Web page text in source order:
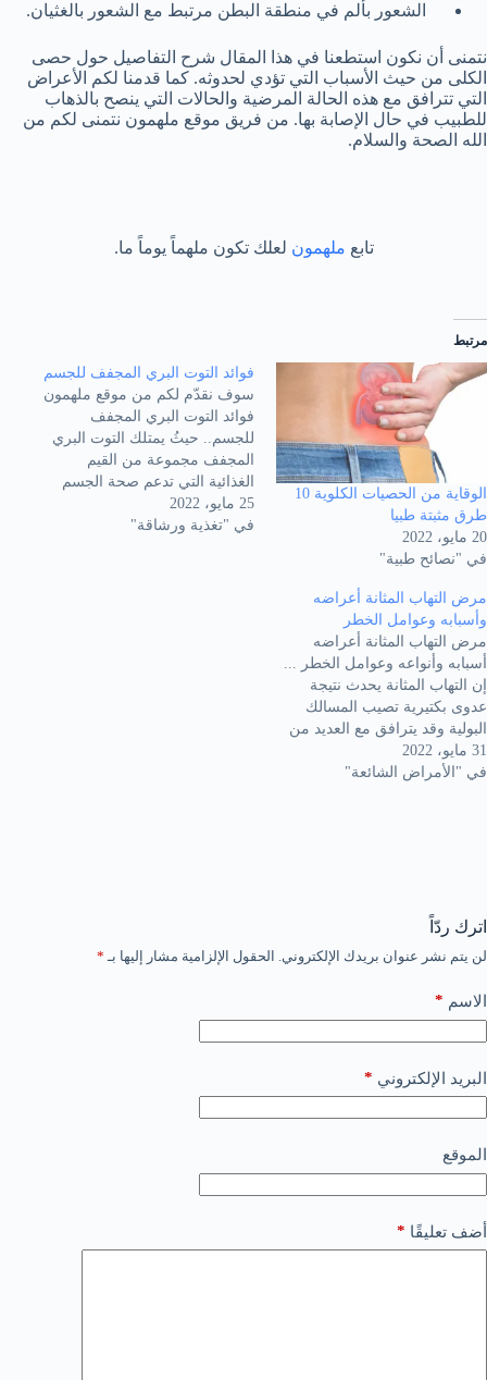
الشعور بألم في منطقة البطن مرتبط مع الشعور بالغثيان.
نتمنى أن نكون استطعنا في هذا المقال شرح التفاصيل حول حصى
الكلى من حيث الأسباب التي تؤدي لحدوثه. كما قدمنا لكم الأعراض
التي تترافق مع هذه الحالة المرضية والحالات التي ينصح بالذهاب
للطبيب في حال الإصابة بها. من فريق موقع ملهمون نتمنى لكم من
الله الصحة والسلام.
تابع ملهمون لعلك تكون ملهماً يوماً ما.
مرتبط
الوقاية من الحصيات الكلوية 10
طرق مثبتة طبيا
20 مايو، 2022
في "نصائح طبية"
فوائد التوت البري المجفف للجسم
سوف نقدّم لكم من موقع ملهمون
فوائد التوت البري المجفف
للجسم.. حيثُ يمتلك التوت البري
المجفف مجموعة من القيم
الغذائية التي تدعم صحة الجسم
وتحافظ عليه. وله عدد جيد من
مضادات الأكسدة التي تحارب
25 مايو، 2022
في "تغذية ورشاقة"
مرض التهاب المثانة أعراضه
وأسبابه وعوامل الخطر
مرض التهاب المثانة أعراضه
أسبابه وأنواعه وعوامل الخطر ...
إن التهاب المثانة يحدث نتيجة
عدوى بكتيرية تصيب المسالك
البولية وقد يترافق مع العديد من
الأعراض المؤلمة ومن الممكن أن
تتطور هذه المشكلة لمشكلة
31 مايو، 2022
في "الأمراض الشائعة"
اترك ردّاً
لن يتم نشر عنوان بريدك الإلكتروني. الحقول الإلزامية مشار إليها بـ *
الاسم *
البريد الإلكتروني *
الموقع
أضف تعليقًا *